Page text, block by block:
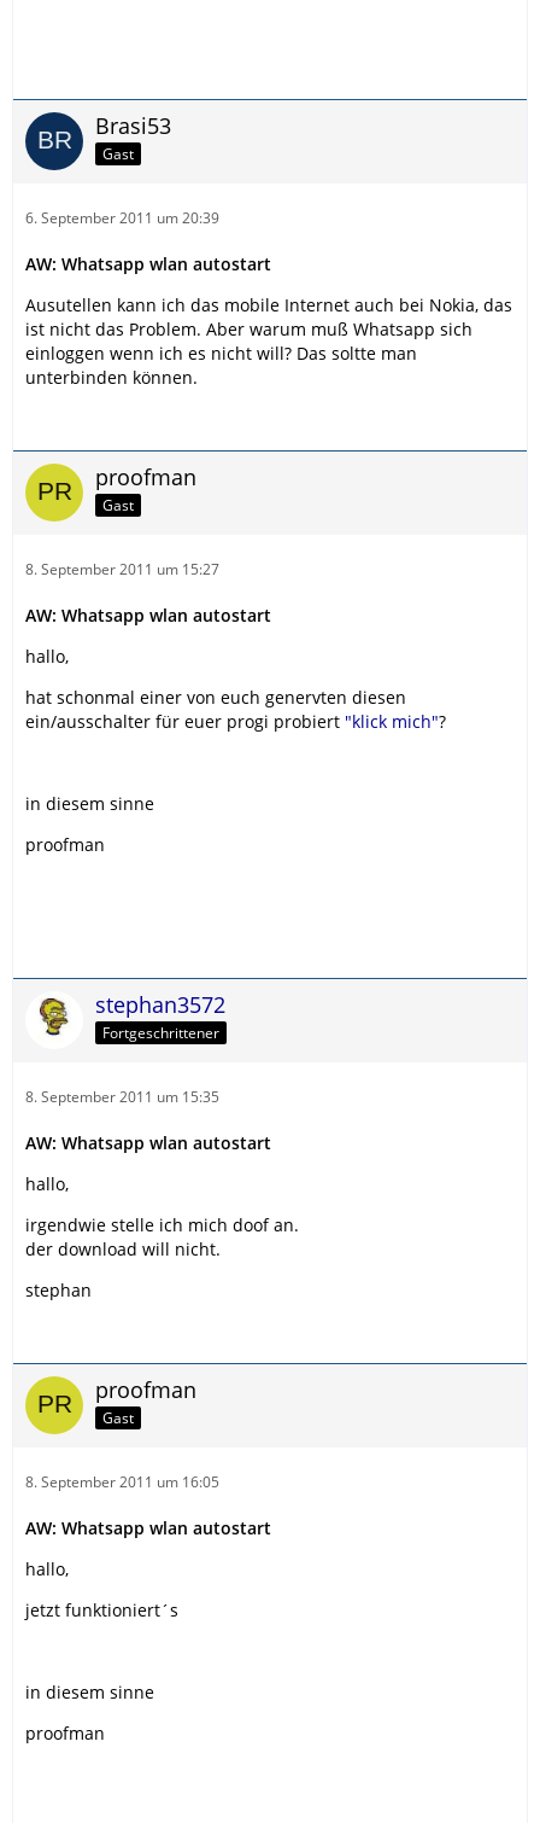
Brasi53
Gast
6. September 2011 um 20:39
AW: Whatsapp wlan autostart
Ausutellen kann ich das mobile Internet auch bei Nokia, das
ist nicht das Problem. Aber warum muß Whatsapp sich
einloggen wenn ich es nicht will? Das soltte man
unterbinden können.
proofman
Gast
8. September 2011 um 15:27
AW: Whatsapp wlan autostart
hallo,
hat schonmal einer von euch genervten diesen
ein/ausschalter für euer progi probiert "klick mich"?
in diesem sinne
proofman
stephan3572
Fortgeschrittener
8. September 2011 um 15:35
AW: Whatsapp wlan autostart
hallo,
irgendwie stelle ich mich doof an.
der download will nicht.
stephan
proofman
Gast
8. September 2011 um 16:05
AW: Whatsapp wlan autostart
hallo,
jetzt funktioniert´s
in diesem sinne
proofman